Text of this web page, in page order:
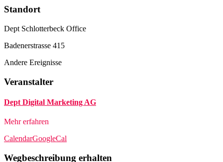
Standort
Dept Schlotterbeck Office
Badenerstrasse 415
Andere Ereignisse
Veranstalter
Dept Digital Marketing AG
Mehr erfahren
CalendarGoogleCal
Wegbeschreibung erhalten